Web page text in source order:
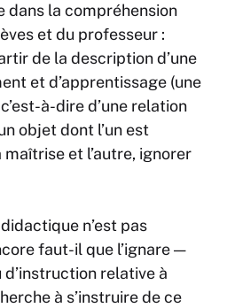
dans la compréhension
et du professeur :
de la description d’une
et d’apprentissage (une
à-dire d’une relation
objet dont l’un est
et l’autre, ignorer
n’est pas
faut-il que l’ignare —
d’instruction relative à
à s’instruire de ce